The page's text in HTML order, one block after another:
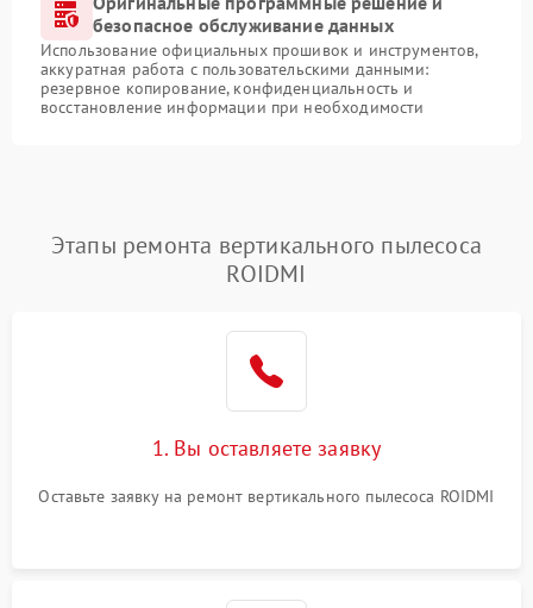
безопасное обслуживание данных
Использование официальных прошивок и инструментов,
аккуратная работа с пользовательскими данными:
резервное копирование, конфиденциальность и
восстановление информации при необходимости
Этапы ремонта вертикального пылесоса
ROIDMI
1. Вы оставляете заявку
Оставьте заявку на ремонт вертикального пылесоса ROIDMI